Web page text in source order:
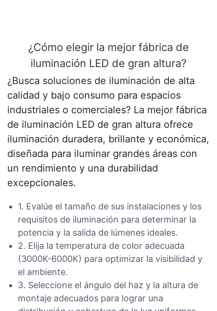
¿Cómo elegir la mejor fábrica de
iluminación LED de gran altura?
¿Busca soluciones de iluminación de alta
calidad y bajo consumo para espacios
industriales o comerciales? La mejor fábrica
de iluminación LED de gran altura ofrece
iluminación duradera, brillante y económica,
diseñada para iluminar grandes áreas con
un rendimiento y una durabilidad
excepcionales.
1. Evalúe el tamaño de sus instalaciones y los
requisitos de iluminación para determinar la
potencia y la salida de lúmenes ideales.
2. Elija la temperatura de color adecuada
(3000K-6000K) para optimizar la visibilidad y
el ambiente.
3. Seleccione el ángulo del haz y la altura de
montaje adecuados para lograr una